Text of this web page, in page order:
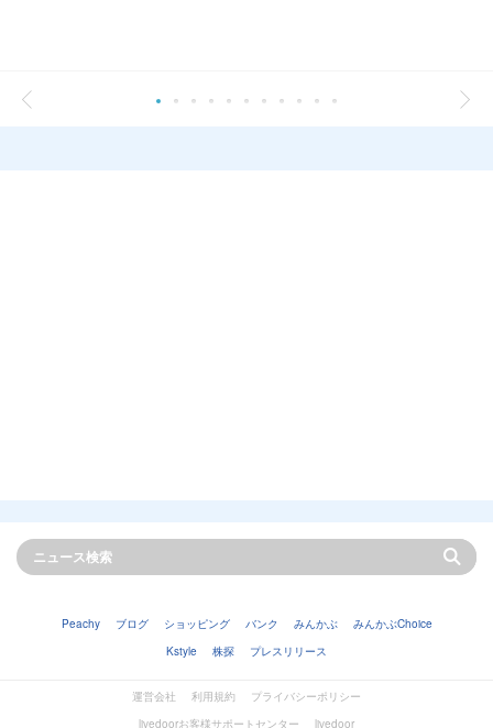
Peachy ブログ ショッピング バンク みんかぶ
みんかぶChoice
Kstyle
株探 プレスリリース
運営会社 利用規約
プライバシーポリシー
livedoorお客様サポートセンター
livedoor